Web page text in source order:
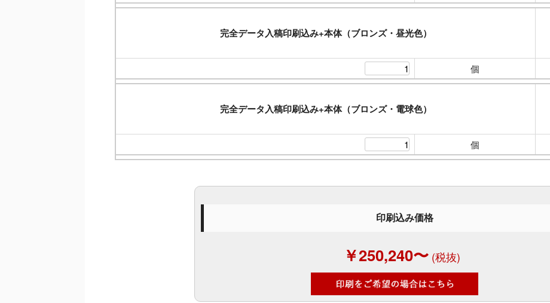
完全データ入稿印刷込み+本体（ブロンズ・昼光色）
個
完全データ入稿印刷込み+本体（ブロンズ・電球色）
個
印刷込み価格
￥250,240〜 (税抜)